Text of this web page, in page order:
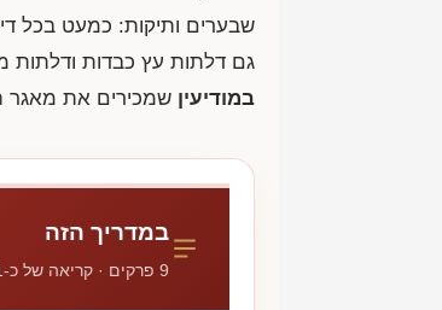
שבערים ותיקות: כמעט בכל
גם דלתות עץ כבדות ודלתות
במודיעין שמכירים את מאגר
במדריך הזה
9 פרקים · קריאה של כ-11 דקות